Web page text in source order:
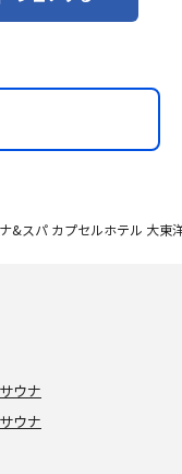
&スパ カプセルホテル 大東
ウナ
ウナ